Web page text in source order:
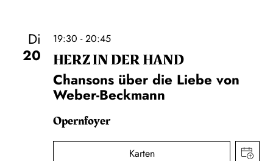
Di
20
19:30 - 20:45
HERZ IN DER HAND
Chansons über die Liebe von
Weber-Beckmann
Opernfoyer
Karten